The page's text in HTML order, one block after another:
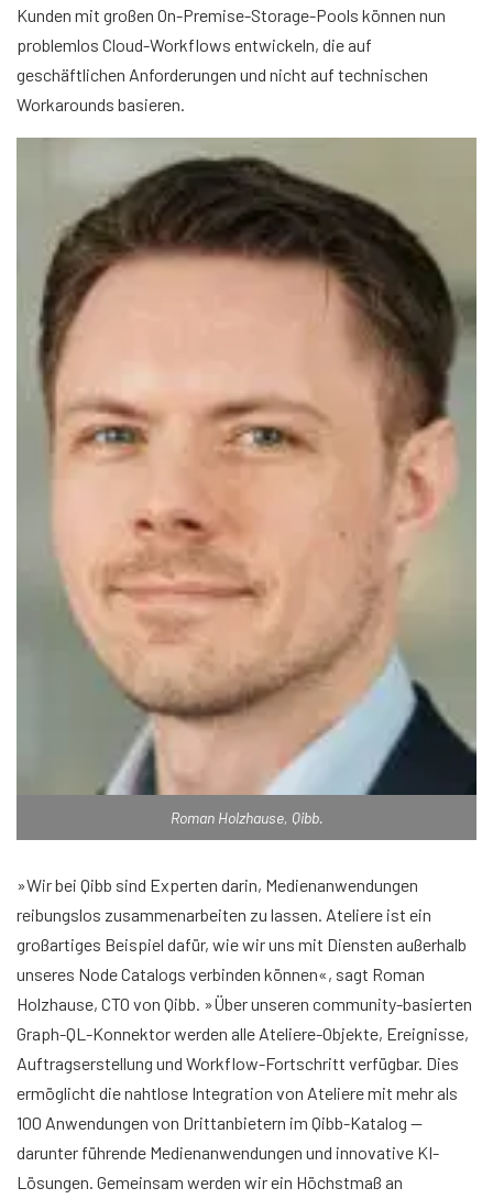
Kunden mit großen On-Premise-Storage-Pools können nun
problemlos Cloud-Workflows entwickeln, die auf
geschäftlichen Anforderungen und nicht auf technischen
Workarounds basieren.
Roman Holzhause, Qibb.
»Wir bei Qibb sind Experten darin, Medienanwendungen
reibungslos zusammenarbeiten zu lassen. Ateliere ist ein
großartiges Beispiel dafür, wie wir uns mit Diensten außerhalb
unseres Node Catalogs verbinden können«, sagt Roman
Holzhause, CTO von Qibb. »Über unseren community-basierten
Graph-QL-Konnektor werden alle Ateliere-Objekte, Ereignisse,
Auftragserstellung und Workflow-Fortschritt verfügbar. Dies
ermöglicht die nahtlose Integration von Ateliere mit mehr als
100 Anwendungen von Drittanbietern im Qibb-Katalog —
darunter führende Medienanwendungen und innovative KI-
Lösungen. Gemeinsam werden wir ein Höchstmaß an